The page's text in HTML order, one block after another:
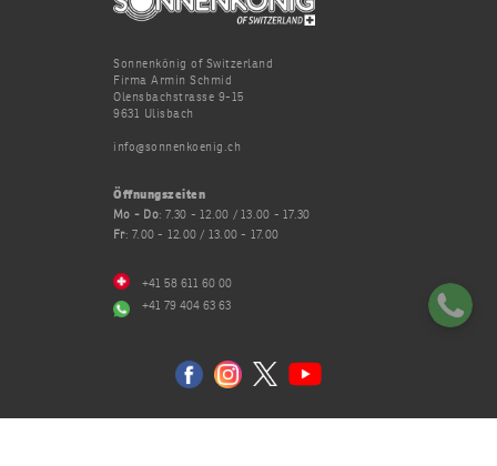
Sonnenkönig of Switzerland
Firma Armin Schmid
Olensbachstrasse 9-15
9631 Ulisbach
info@sonnenkoenig.ch
Öffnungszeiten
Mo - Do: 7.30 - 12.00 / 13.00 - 17.30
Fr: 7.00 - 12.00 / 13.00 - 17.00
+41 58 611 60 00
+41 79 404 63 63